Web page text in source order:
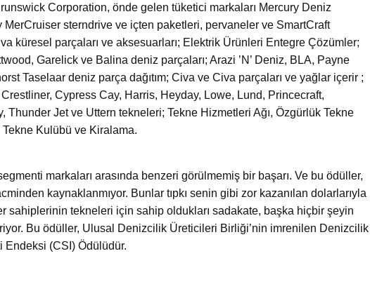
Corporation, önde gelen tüketici markaları Mercury Deniz
MerCruiser sterndrive ve içten paketleri, pervaneler ve SmartCraft
küresel parçaları ve aksesuarları; Elektrik Ürünleri Entegre Çözümler;
Garelick ve Balina deniz parçaları; Arazi ’N’ Deniz, BLA, Payne
Taselaar deniz parça dağıtım; Civa ve Civa parçaları ve yağlar içerir ;
Crestliner, Cypress Cay, Harris, Heyday, Lowe, Lund, Princecraft,
Thunder Jet ve Uttern tekneleri; Tekne Hizmetleri Ağı, Özgürlük Tekne
Kulübü ve Kiralama.
markaları arasında benzeri görülmemiş bir başarı. Ve bu ödüller,
kaynaklanmıyor. Bunlar tıpkı senin gibi zor kazanılan dolarlarıyla
sahiplerinin tekneleri için sahip oldukları sadakate, başka hiçbir şeyin
Bu ödüller, Ulusal Denizcilik Üreticileri Birliği’nin imrenilen Denizcilik
Endeksi (CSI) Ödülüdür.